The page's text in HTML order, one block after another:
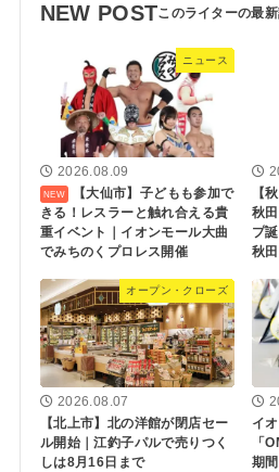
NEW POST
ニュース
2026.08.09
【大仙市】子どもも参加で
きる！レスラーと触れ合える貴
重イベント｜イオンモール大曲
でみちのくプロレス開催
【
秋
プ
秋
オープン・クローズ
2026.08.07
【北上市】北の洋館が閉店セー
ル開始｜江釣子パルで売りつく
しは8月16日まで
イ
「
期